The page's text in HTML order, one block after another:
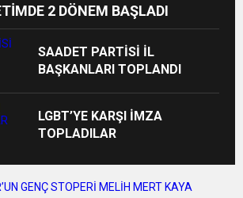
2 DÖNEM BAŞLADI
SAADET PARTİSİ İL
BAŞKANLARI TOPLANDI
LGBT’YE KARŞI İMZA
TOPLADILAR